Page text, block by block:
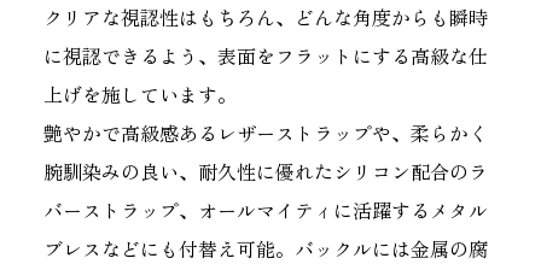
クリアな視認性はもちろん、どんな角度からも瞬時
に視認できるよう、表面をフラットにする高級な仕
上げを施しています。
艶やかで高級感あるレザーストラップや、柔らかく
腕馴染みの良い、耐久性に優れたシリコン配合のラ
バーストラップ、オールマイティに活躍するメタル
ブレスなどにも付替え可能。バックルには金属の腐